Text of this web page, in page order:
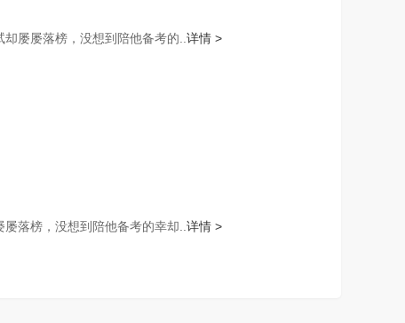
屡屡落榜，没想到陪他备考的.. 详情 >
落榜，没想到陪他备考的幸却.. 详情 >